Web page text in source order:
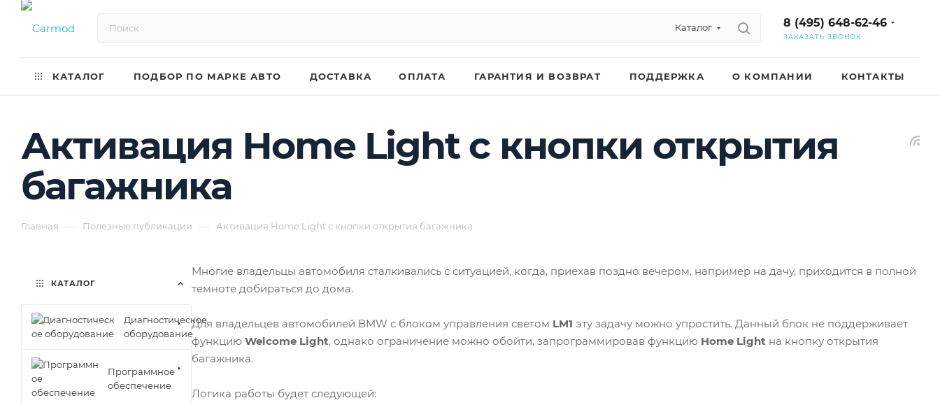
Каталог 8 (495) 648-62-46
ЗАКАЗАТЬ ЗВОНОК
КАТАЛОГ ПОДБОР ПО МАРКЕ АВТО ДОСТАВКА ОПЛАТА ГАРАНТИЯ И ВОЗВРАТ ПОДДЕРЖКА О КОМПАНИИ КОНТАКТЫ
Активация Нome Light c кнопки открытия
багажника
Главная — Полезные публикации — Активация Нome Light c кнопки открытия багажника
Многие владельцы автомобиля сталкивались с ситуацией, когда, приехав поздно вечером, например на дачу, приходится в полной
темноте добираться до дома.
Для владельцев автомобилей BMW с блоком управления светом LM1 эту задачу можно упростить. Данный блок не поддерживает
функцию Welcome Light, однако ограничение можно обойти, запрограммировав функцию Home Light на кнопку открытия
багажника.
Логика работы будет следующей:
КАТАЛОГ
Диагностическое
оборудование
Программное
обеспечение